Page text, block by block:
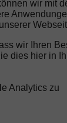
wir mit
wir Ihren
dies hier in
Analytics zu